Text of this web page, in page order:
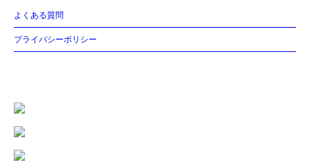
よくある質問
プライバシーポリシー